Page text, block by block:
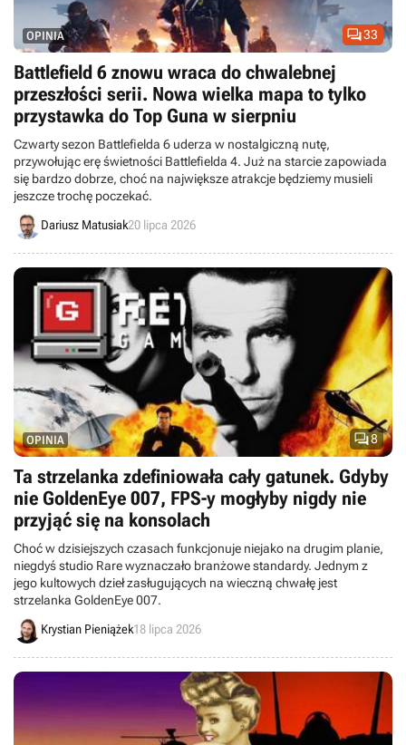
33
OPINIA
Battlefield 6 znowu wraca do chwalebnej
przeszłości serii. Nowa wielka mapa to tylko
przystawka do Top Guna w sierpniu
Czwarty sezon Battlefielda 6 uderza w nostalgiczną nutę,
przywołując erę świetności Battlefielda 4. Już na starcie zapowiada
się bardzo dobrze, choć na największe atrakcje będziemy musieli
jeszcze trochę poczekać.
Dariusz Matusiak20 lipca 2026
8
OPINIA
Ta strzelanka zdefiniowała cały gatunek. Gdyby
nie GoldenEye 007, FPS-y mogłyby nigdy nie
przyjąć się na konsolach
Choć w dzisiejszych czasach funkcjonuje niejako na drugim planie,
niegdyś studio Rare wyznaczało branżowe standardy. Jednym z
jego kultowych dzieł zasługujących na wieczną chwałę jest
strzelanka GoldenEye 007.
Krystian Pieniążek18 lipca 2026